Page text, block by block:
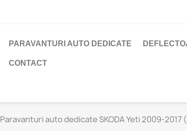
PARAVANTURI AUTO DEDICATE
CONTACT
Paravanturi auto dedicate SKODA Yeti 2009-